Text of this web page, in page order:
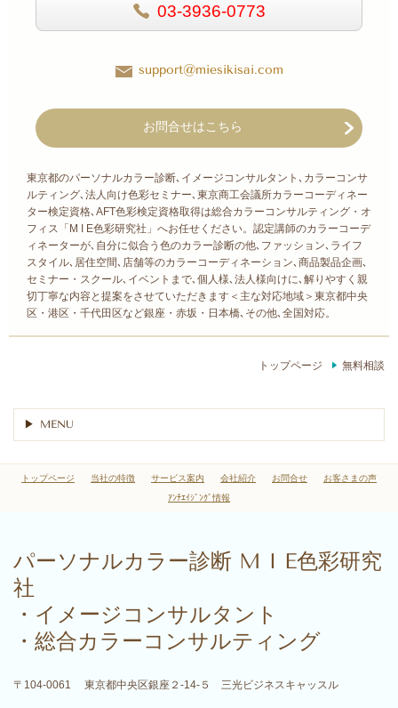
03-3936-0773
support@miesikisai.com
お問合せはこちら
東京都のパーソナルカラー診断､イメージコンサルタント､カラーコンサ
ルティング､法人向け色彩セミナー､東京商工会議所カラーコーディネー
ター検定資格､AFT色彩検定資格取得は総合カラーコンサルティング・オ
フィス「M I E色彩研究社」へお任せください。認定講師のカラーコーデ
ィネーターが､自分に似合う色のカラー診断の他､ファッション､ライフ
スタイル､居住空間､店舗等のカラーコーディネーション､商品製品企画､
セミナー・スクール､イベントまで､個人様､法人様向けに､解りやすく親
切丁寧な内容と提案をさせていただきます＜主な対応地域＞東京都中央
区・港区・千代田区など銀座・赤坂・日本橋､その他､全国対応。
トップページ 無料相談
MENU
トップページ 当社の特徴 サービス案内 会社紹介 お問合せ
お客さまの声
ｱﾝﾁｴｲｼﾞﾝｸﾞ情報
パーソナルカラー診断 M I E色彩研究
社
・イメージコンサルタント
・総合カラーコンサルティング
〒104-0061 東京都中央区銀座２‐14‐５ 三光ビジネスキャッスル